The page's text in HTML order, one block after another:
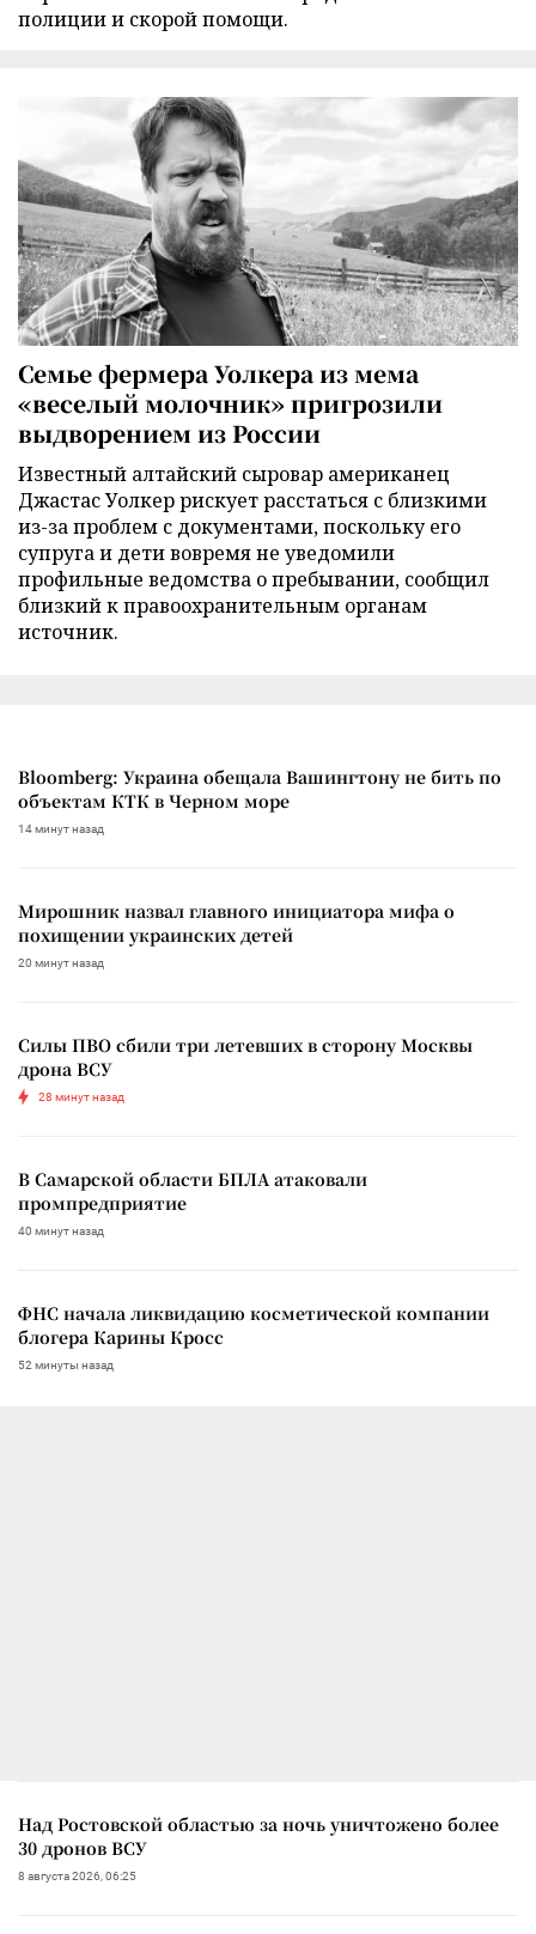
полиции и скорой помощи.
Семье фермера Уолкера из мема
«веселый молочник» пригрозили
выдворением из России
Известный алтайский сыровар американец
Джастас Уолкер рискует расстаться с близкими
из-за проблем с документами, поскольку его
супруга и дети вовремя не уведомили
профильные ведомства о пребывании, сообщил
близкий к правоохранительным органам
источник.
Bloomberg: Украина обещала Вашингтону не бить по
объектам КТК в Черном море
14 минут назад
Мирошник назвал главного инициатора мифа о
похищении украинских детей
20 минут назад
Силы ПВО сбили три летевших в сторону Москвы
дрона ВСУ
28 минут назад
В Самарской области БПЛА атаковали
промпредприятие
40 минут назад
ФНС начала ликвидацию косметической компании
блогера Карины Кросс
52 минуты назад
Над Ростовской областью за ночь уничтожено более
30 дронов ВСУ
8 августа 2026, 06:25